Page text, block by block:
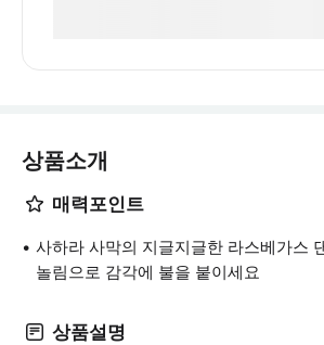
상품소개
매력포인트
사하라 사막의 지글지글한 라스베가스
놀림으로 감각에 불을 붙이세요
상품설명